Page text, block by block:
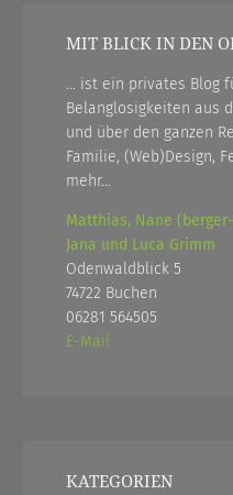
MIT BLICK IN DEN
... ist ein privates Blog
Belanglosigkeiten aus
und über den ganzen
Familie, (Web)Design,
mehr...
Matthias, Nane
Jana und Luca Grimm
Odenwaldblick 5
74722 Buchen
06281 564505
E-Mail
KATEGORIEN